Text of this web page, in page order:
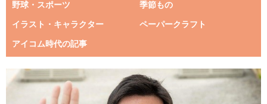
野球・スポーツ 季節もの
イラスト・キャラクター ペーパークラフト
アイコム時代の記事